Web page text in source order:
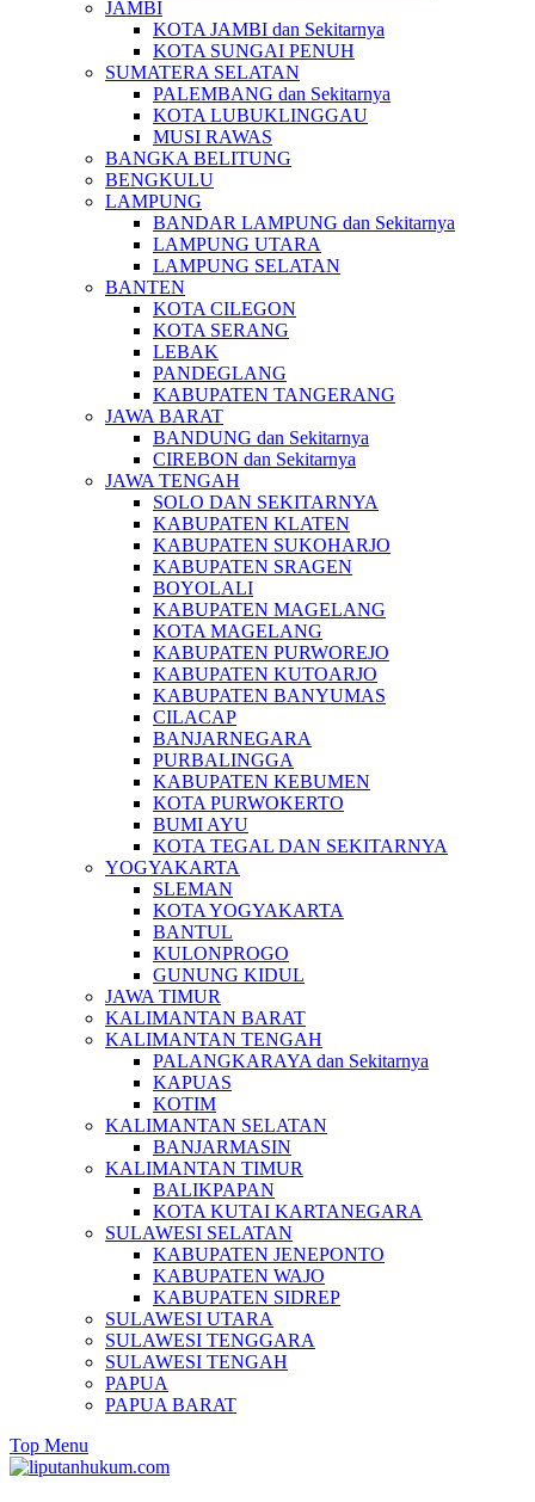
JAMBI
KOTA JAMBI dan Sekitarnya
KOTA SUNGAI PENUH
SUMATERA SELATAN
PALEMBANG dan Sekitarnya
KOTA LUBUKLINGGAU
MUSI RAWAS
BANGKA BELITUNG
BENGKULU
LAMPUNG
BANDAR LAMPUNG dan Sekitarnya
LAMPUNG UTARA
LAMPUNG SELATAN
BANTEN
KOTA CILEGON
KOTA SERANG
LEBAK
PANDEGLANG
KABUPATEN TANGERANG
JAWA BARAT
BANDUNG dan Sekitarnya
CIREBON dan Sekitarnya
JAWA TENGAH
SOLO DAN SEKITARNYA
KABUPATEN KLATEN
KABUPATEN SUKOHARJO
KABUPATEN SRAGEN
BOYOLALI
KABUPATEN MAGELANG
KOTA MAGELANG
KABUPATEN PURWOREJO
KABUPATEN KUTOARJO
KABUPATEN BANYUMAS
CILACAP
BANJARNEGARA
PURBALINGGA
KABUPATEN KEBUMEN
KOTA PURWOKERTO
BUMI AYU
KOTA TEGAL DAN SEKITARNYA
YOGYAKARTA
SLEMAN
KOTA YOGYAKARTA
BANTUL
KULONPROGO
GUNUNG KIDUL
JAWA TIMUR
KALIMANTAN BARAT
KALIMANTAN TENGAH
PALANGKARAYA dan Sekitarnya
KAPUAS
KOTIM
KALIMANTAN SELATAN
BANJARMASIN
KALIMANTAN TIMUR
BALIKPAPAN
KOTA KUTAI KARTANEGARA
SULAWESI SELATAN
KABUPATEN JENEPONTO
KABUPATEN WAJO
KABUPATEN SIDREP
SULAWESI UTARA
SULAWESI TENGGARA
SULAWESI TENGAH
PAPUA
PAPUA BARAT
Top Menu